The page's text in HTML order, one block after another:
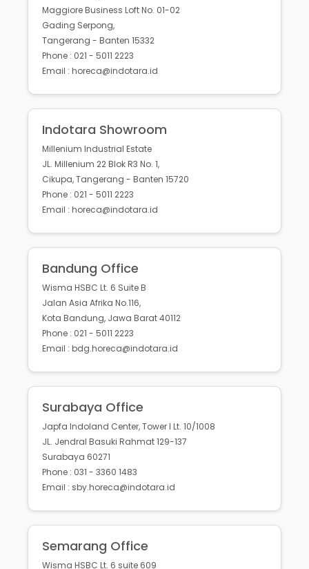
Maggiore Business Loft No. 01-02
Gading Serpong,
Tangerang - Banten 15332
Phone : 021 - 5011 2223
Email : horeca@indotara.id
Indotara Showroom
Millenium Industrial Estate
JL. Millenium 22 Blok R3 No. 1,
Cikupa, Tangerang - Banten 15720
Phone : 021 - 5011 2223
Email : horeca@indotara.id
Bandung Office
Wisma HSBC Lt. 6 Suite B
Jalan Asia Afrika No.116,
Kota Bandung, Jawa Barat 40112
Phone : 021 - 5011 2223
Email : bdg.horeca@indotara.id
Surabaya Office
Japfa Indoland Center, Tower I Lt. 10/1008
JL. Jendral Basuki Rahmat 129-137
Surabaya 60271
Phone : 031 - 3360 1483
Email : sby.horeca@indotara.id
Semarang Office
Wisma HSBC Lt. 6 suite 609